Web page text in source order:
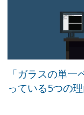
「ガラスの単
っている5つの